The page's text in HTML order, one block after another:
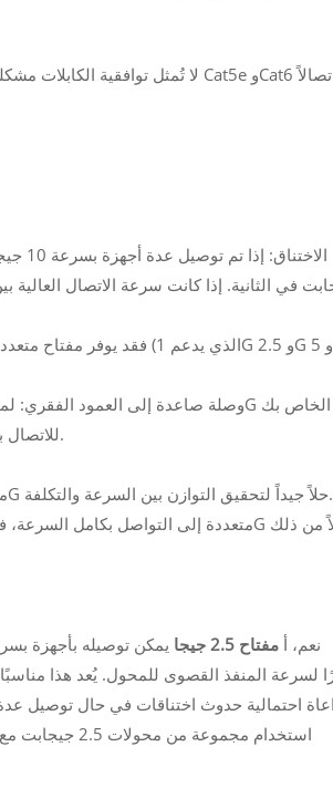
يحتوي على منفذ وصلة صاعدة 10G للاتصال بمحول أو موجه أو عمود فقري للشبكة أسرع.
--- بالنسبة للشبكات المنزلية أو الشركات الصغيرة، يعد مفتاح 2.5G مع وصلات 10G حلاً جيداً لتحقيق التوازن بين السرعة والتكلفة.
نعم، أ مفتاح 2.5 جيجا
احتمالية حدوث اختناقات في حال توصيل عدة